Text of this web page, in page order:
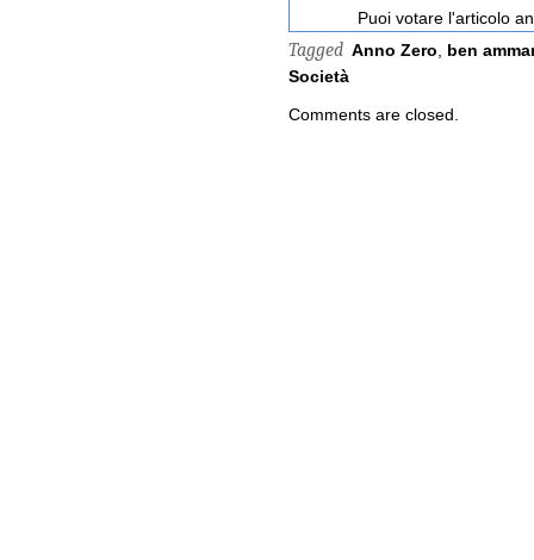
Puoi votare l'articolo
Tagged Anno Zero
ben
Società
Comments are closed.